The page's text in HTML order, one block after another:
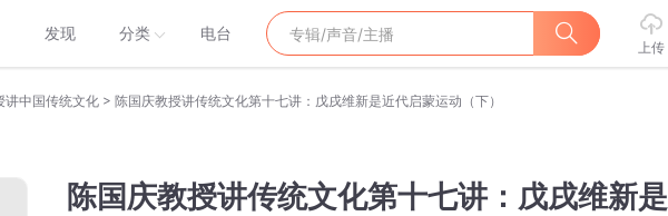
发现 分类 电台
上传
讲中国传统文化 > 陈国庆教授讲传统文化第十七讲：戊戌维新是近代启蒙运动（下）
陈国庆教授讲传统文化第十七讲：戊戌维新是